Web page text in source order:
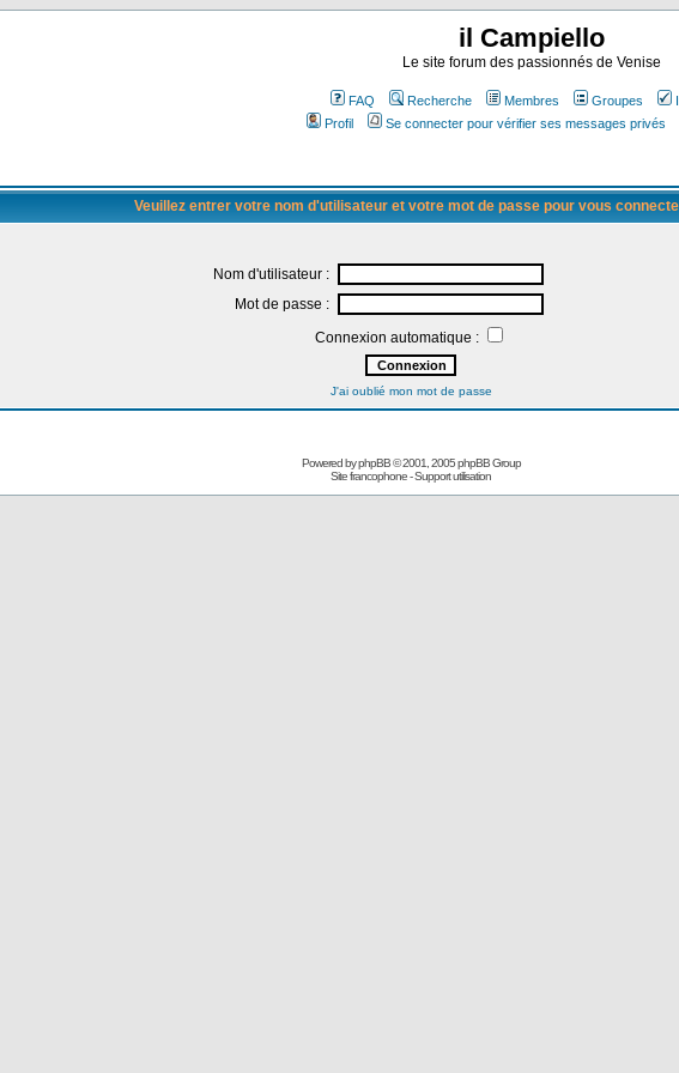
il Campiello
Le site forum des passionnés de Venise
FAQ Recherche Membres Groupes
Profil
Se connecter pour vérifier ses messages privés
Veuillez entrer votre nom d'utilisateur et votre mot de passe pour vous
Nom d'utilisateur :
Mot de passe :
Connexion automatique :
J'ai oublié mon mot de passe
Powered byphpBB© 2001, 2005 phpBB Group
Site francophone-Support utilisation